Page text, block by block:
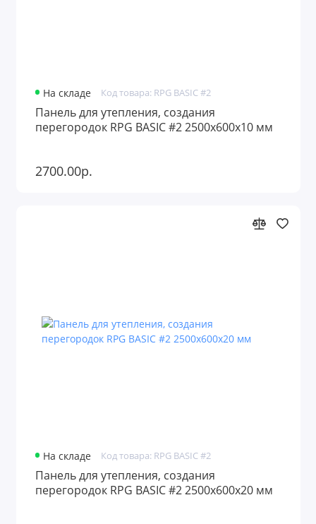
На складе Код товара: RPG BASIC #2
Панель для утепления, создания
перегородок RPG BASIC #2 2500х600х10 мм
2700.00р.
На складе Код товара: RPG BASIC #2
Панель для утепления, создания
перегородок RPG BASIC #2 2500х600х20 мм